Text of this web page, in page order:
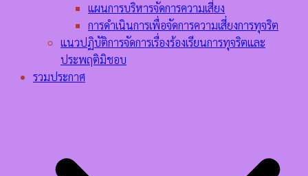
แผนการบริหารจัดการความเสี่ยง
การดำเนินการเพื่อจัดการความเสี่ยงการทุจริต
แนวปฏิบัติการจัดการเรื่องร้องเรียนการทุจริตและ
ประพฤติมิชอบ
รวมประกาศ